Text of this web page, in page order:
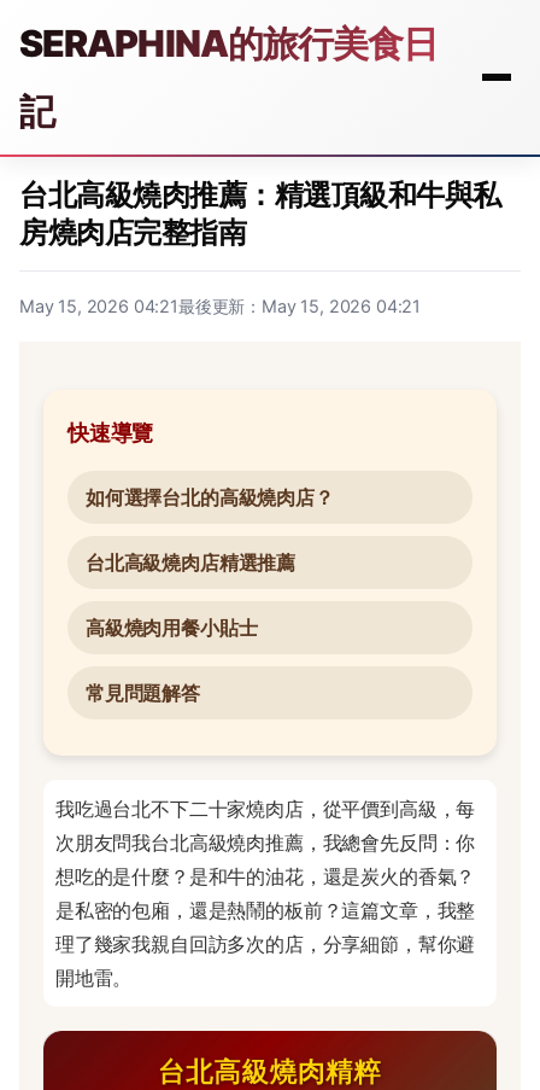
SERAPHINA的旅行美食日
記
台北高級燒肉推薦：精選頂級和牛與私
房燒肉店完整指南
May 15, 2026 04:21最後更新：May 15, 2026 04:21
快速導覽
如何選擇台北的高級燒肉店？
台北高級燒肉店精選推薦
高級燒肉用餐小貼士
常見問題解答
我吃過台北不下二十家燒肉店，從平價到高級，每
次朋友問我台北高級燒肉推薦，我總會先反問：你
想吃的是什麼？是和牛的油花，還是炭火的香氣？
是私密的包廂，還是熱鬧的板前？這篇文章，我整
理了幾家我親自回訪多次的店，分享細節，幫你避
開地雷。